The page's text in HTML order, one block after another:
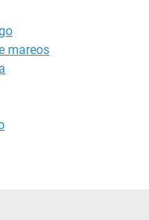
mareos